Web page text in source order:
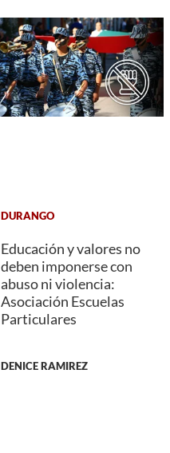
DURANGO
Educación y valores no
deben imponerse con
abuso ni violencia:
Asociación Escuelas
Particulares
DENICE RAMIREZ